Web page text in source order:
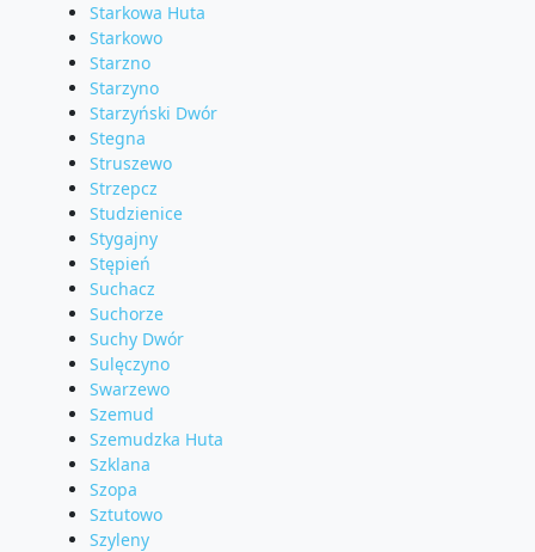
Starkowa Huta
Starkowo
Starzno
Starzyno
Starzyński Dwór
Stegna
Struszewo
Strzepcz
Studzienice
Stygajny
Stępień
Suchacz
Suchorze
Suchy Dwór
Sulęczyno
Swarzewo
Szemud
Szemudzka Huta
Szklana
Szopa
Sztutowo
Szyleny